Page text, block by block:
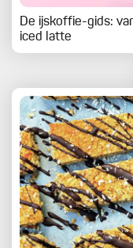
De ijskoffie-gids:
iced latte